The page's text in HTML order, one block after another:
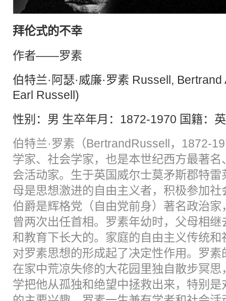
拜伦式的不幸
作者——罗素
伯特兰·阿瑟·威廉·罗素 Russell,
Earl Russell)
性别：男 生卒年月：1872-1970 国籍：
伯特兰·罗素（BertrandRussell，1872-
学家、社会学家，也是本世纪西方最著
会活动家。生于英国威尔士莫矛斯郡特
母是思想激进的自由主义者，积极参加
伯爵是辉格党（自由党前身）著名政治
曾两次出任首相。罗素年幼时，父母相
和教育下长大的。家庭的自由主义传统
对罗素思想的形成起了决定性作用。罗
在家中荒凉失修的大花园里独自散步冥
学把他从孤独和绝望中拯救出来，特别